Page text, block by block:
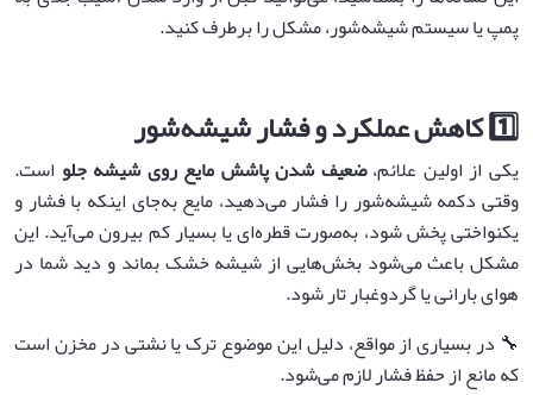
پمپ یا سیستم شیشه‌شور، مشکل را برطرف کنید.
1️⃣ کاهش عملکرد و فشار شیشه‌شور
یکی از اولین علائم،ضعیف شدن پاشش مایع روی شیشه جلو است.
وقتی دکمه شیشه‌شور را فشار می‌دهید، مایع به‌جای اینکه با فشار و
یکنواختی پخش شود، به‌صورت قطره‌ای یا بسیار کم بیرون می‌آید. این
مشکل باعث می‌شود بخش‌هایی از شیشه خشک بماند و دید شما در
هوای بارانی یا گردوغبار تار شود.
🔧 در بسیاری از مواقع، دلیل این موضوع ترک یا نشتی در مخزن است
که مانع از حفظ فشار لازم می‌شود.